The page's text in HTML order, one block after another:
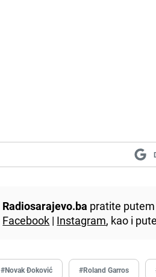
Radiosarajevo.ba pratite
Facebook | Instagram, kao i
#Novak Đoković #Roland Garros